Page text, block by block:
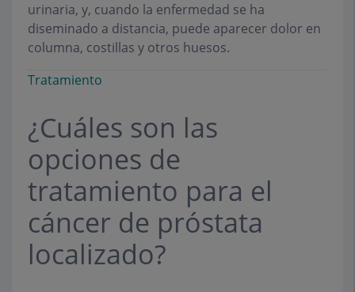
urinaria, y, cuando la enfermedad se ha
diseminado a distancia, puede aparecer dolor en
columna, costillas y otros huesos.
Tratamiento
¿Cuáles son las
opciones de
tratamiento para el
cáncer de próstata
localizado?